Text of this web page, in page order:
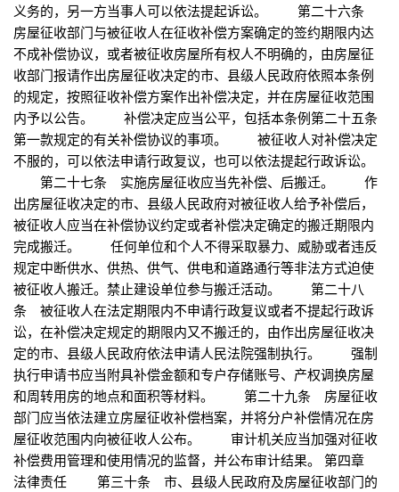
义务的，另一方当事人可以依法提起诉讼。 第二十六条
房屋征收部门与被征收人在征收补偿方案确定的签约期限内达
不成补偿协议，或者被征收房屋所有权人不明确的，由房屋征
收部门报请作出房屋征收决定的市、县级人民政府依照本条例
的规定，按照征收补偿方案作出补偿决定，并在房屋征收范围
内予以公告。 补偿决定应当公平，包括本条例第二十五条
第一款规定的有关补偿协议的事项。 被征收人对补偿决定
不服的，可以依法申请行政复议，也可以依法提起行政诉讼。
第二十七条 实施房屋征收应当先补偿、后搬迁。 作
出房屋征收决定的市、县级人民政府对被征收人给予补偿后，
被征收人应当在补偿协议约定或者补偿决定确定的搬迁期限内
完成搬迁。 任何单位和个人不得采取暴力、威胁或者违反
规定中断供水、供热、供气、供电和道路通行等非法方式迫使
被征收人搬迁。禁止建设单位参与搬迁活动。 第二十八
条 被征收人在法定期限内不申请行政复议或者不提起行政诉
讼，在补偿决定规定的期限内又不搬迁的，由作出房屋征收决
定的市、县级人民政府依法申请人民法院强制执行。 强制
执行申请书应当附具补偿金额和专户存储账号、产权调换房屋
和周转用房的地点和面积等材料。 第二十九条 房屋征收
部门应当依法建立房屋征收补偿档案，并将分户补偿情况在房
屋征收范围内向被征收人公布。 审计机关应当加强对征收
补偿费用管理和使用情况的监督，并公布审计结果。 第四章
法律责任 第三十条 市、县级人民政府及房屋征收部门的